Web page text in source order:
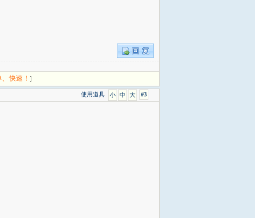
快速！ ]
#3
大
中
小
使用道具